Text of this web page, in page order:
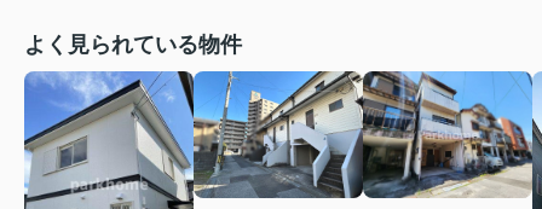
よく見られている物件